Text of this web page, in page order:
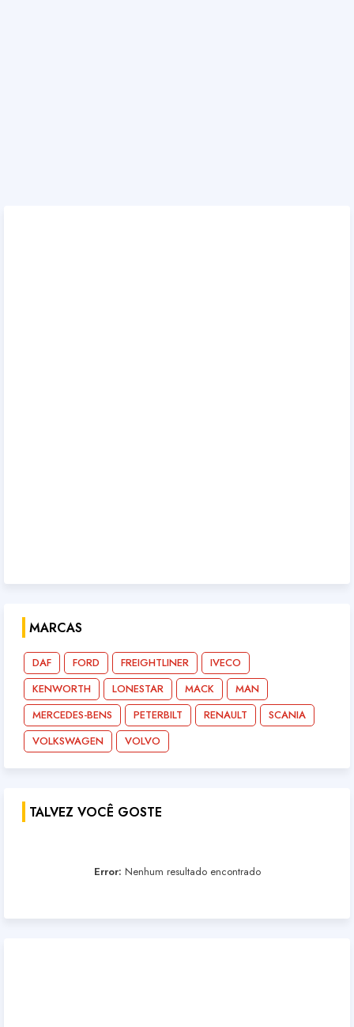
MARCAS
DAF FORD FREIGHTLINER
IVECO
KENWORTH
LONESTAR MACK
MAN
MERCEDES-BENS
PETERBILT RENAULT
SCANIA
VOLKSWAGEN
VOLVO
TALVEZ VOCÊ GOSTE
Error: Nenhum resultado encontrado